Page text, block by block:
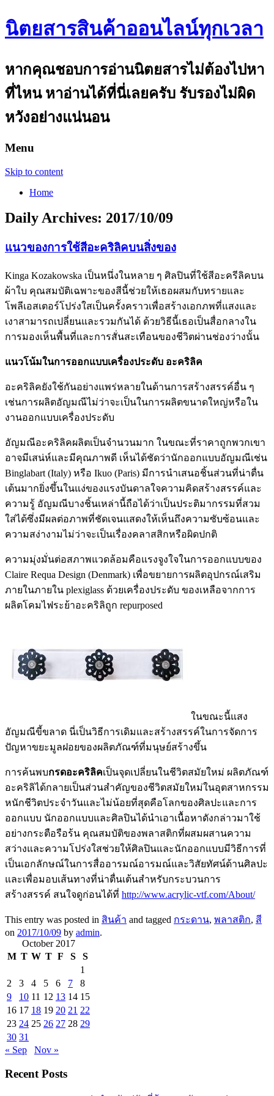
นิตยสารสินค้าออนไลน์ทุกเวลา
หากคุณชอบการอ่านนิตยสารไม่ต้องไปหา
ที่ไหน หาอ่านได้ที่นี่เลยครับ รับรองไม่ผิด
หวังอย่างแน่นอน
Menu
Skip to content
Home
Daily Archives: 2017/10/09
แนวของการใช้สีอะคริลิคบนสิ่งของ
Kinga Kozakowska เป็นหนึ่งในหลาย ๆ ศิลปินที่ใช้สีอะครีลิคบน
ผ้าใบ คุณสมบัติเฉพาะของสีนี้ช่วยให้เธอผสมกับทรายและ
โพลีเอสเตอร์โปร่งใสเป็นครั้งคราวเพื่อสร้างเอกภพที่แสงและ
เงาสามารถเปลี่ยนและรวมกันได้ ด้วยวิธีนี้เธอเป็นสื่อกลางใน
การมองเห็นพื้นที่และการสั่นสะเทือนของชีวิตผ่านช่องว่างนั้น
แนวโน้มในการออกแบบเครื่องประดับ อะคริลิค
อะคริลิคยังใช้กันอย่างแพร่หลายในด้านการสร้างสรรค์อื่น ๆ
เช่นการผลิตอัญมณีไม่ว่าจะเป็นในการผลิตขนาดใหญ่หรือใน
งานออกแบบเครื่องประดับ
อัญมณีอะคริลิคผลิตเป็นจำนวนมาก ในขณะที่ราคาถูกพวกเขา
อาจมีเสน่ห์และมีคุณภาพดี เห็นได้ชัดว่านักออกแบบอัญมณีเช่น
Binglabart (Italy) หรือ Ikuo (Paris) มีการนำเสนอชิ้นส่วนที่น่าตื่น
เต้นมากยิ่งขึ้นในแง่ของแรงบันดาลใจความคิดสร้างสรรค์และ
ความรู้ อัญมณีบางชิ้นเหล่านี้ถือได้ว่าเป็นประติมากรรมที่สวม
ใส่ได้ซึ่งมีผลต่อภาพที่ชัดเจนแสดงให้เห็นถึงความซับซ้อนและ
ความสง่างามไม่ว่าจะเป็นเรื่องคลาสสิกหรือผิดปกติ
ความมุ่งมั่นต่อสภาพแวดล้อมคือแรงจูงใจในการออกแบบของ
Claire Requa Design (Denmark) เพื่อขยายการผลิตอุปกรณ์เสริม
ภายในภายใน plexiglass ด้วยเครื่องประดับ ของเหลือจากการ
ผลิตโคมไฟระย้าอะคริลิถูก repurposed
ในขณะนี้แสง
อัญมณีขี้ขลาด นี่เป็นวิธีการเดิมและสร้างสรรค์ในการจัดการ
ปัญหาขยะมูลฝอยของผลิตภัณฑ์ที่มนุษย์สร้างขึ้น
การค้นพบกรดอะคริลิคเป็นจุดเปลี่ยนในชีวิตสมัยใหม่ ผลิตภัณฑ์
อะคริลิได้กลายเป็นส่วนสำคัญของชีวิตสมัยใหม่ในอุตสาหกรรม
หนักชีวิตประจำวันและไม่น้อยที่สุดคือโลกของศิลปะและการ
ออกแบบ นักออกแบบและศิลปินได้นำเอาเนื้อหาดังกล่าวมาใช้
อย่างกระตือรือร้น คุณสมบัติของพลาสติกที่ผสมผสานความ
สว่างและความโปร่งใสช่วยให้ศิลปินและนักออกแบบมีวิธีการที่
เป็นเอกลักษณ์ในการสื่ออารมณ์อารมณ์และวิสัยทัศน์ด้านศิลปะ
และเพื่อมอบเส้นทางที่น่าตื่นเต้นสำหรับกระบวนการ
สร้างสรรค์ สนใจดูก่อนได้ที่ http://www.acrylic-vtf.com/About/
This entry was posted in สินค้า and tagged กระดาน, พลาสติก, สี
on 2017/10/09 by admin.
October 2017
M T W T F S
S
1
2
3 4 5 6 7
8
9
10 11 12 13 14 15
16 17 18 19 20 21 22
23 24 25 26 27 28 29
30 31
« Sep
Nov »
Recent Posts